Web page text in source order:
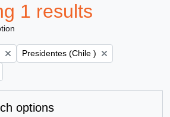
1 results
Remove filter:
Presidentes (Chile )
options